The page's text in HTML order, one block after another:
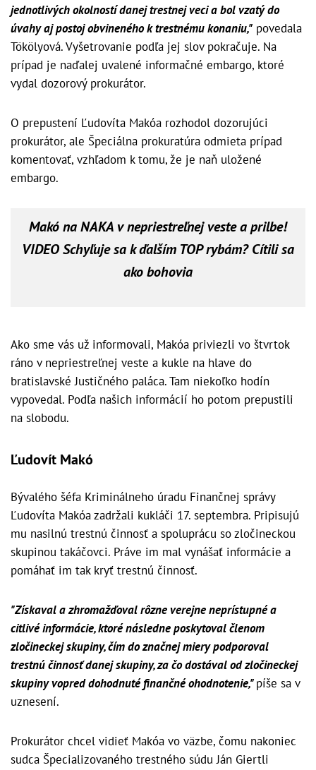
jednotlivých okolností danej trestnej veci a bol vzatý do
úvahy aj postoj obvineného k trestnému konaniu," povedala
Tökölyová. Vyšetrovanie podľa jej slov pokračuje. Na
prípad je naďalej uvalené informačné embargo, ktoré
vydal dozorový prokurátor.
O prepustení Ľudovíta Makóa rozhodol dozorujúci
prokurátor, ale Špeciálna prokuratúra odmieta prípad
komentovať, vzhľadom k tomu, že je naň uložené
embargo.
Makó na NAKA v nepriestreľnej veste a prilbe!
VIDEO Schyľuje sa k ďalším TOP rybám? Cítili sa
ako bohovia
Ako sme vás už informovali, Makóa priviezli vo štvrtok
ráno v nepriestreľnej veste a kukle na hlave do
bratislavské Justičného paláca. Tam niekoľko hodín
vypovedal. Podľa našich informácií ho potom prepustili
na slobodu.
Ľudovít Makó
Bývalého šéfa Kriminálneho úradu Finančnej správy
Ľudovíta Makóa zadržali kukláči 17. septembra. Pripisujú
mu nasilnú trestnú činnosť a spoluprácu so zločineckou
skupinou takáčovci. Práve im mal vynášať informácie a
pomáhať im tak kryť trestnú činnosť.
"Získaval a zhromažďoval rôzne verejne neprístupné a
citlivé informácie, ktoré následne poskytoval členom
zločineckej skupiny, čím do značnej miery podporoval
trestnú činnosť danej skupiny, za čo dostával od zločineckej
skupiny vopred dohodnuté finančné ohodnotenie,"píše sa v
uznesení.
Prokurátor chcel vidieť Makóa vo väzbe, čomu nakoniec
sudca Špecializovaného trestného súdu Ján Giertli